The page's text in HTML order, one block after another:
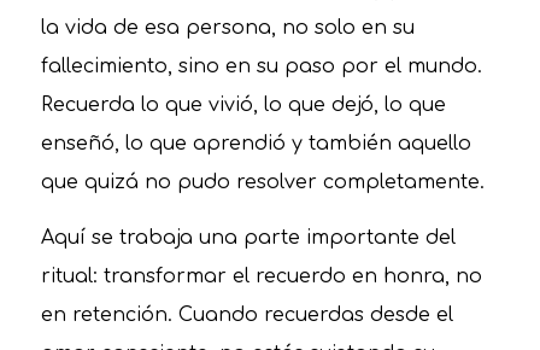
la vida de esa persona, no solo en su
fallecimiento, sino en su paso por el mundo.
Recuerda lo que vivió, lo que dejó, lo que
enseñó, lo que aprendió y también aquello
que quizá no pudo resolver completamente.
Aquí se trabaja una parte importante del
ritual: transformar el recuerdo en honra, no
en retención. Cuando recuerdas desde el